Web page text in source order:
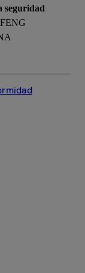
seguridad